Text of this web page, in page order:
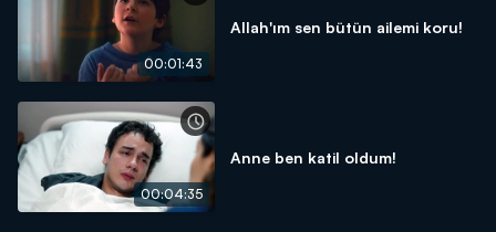
00:01:43
Allah'ım sen bütün ailemi koru!
00:04:35
Anne ben katil oldum!